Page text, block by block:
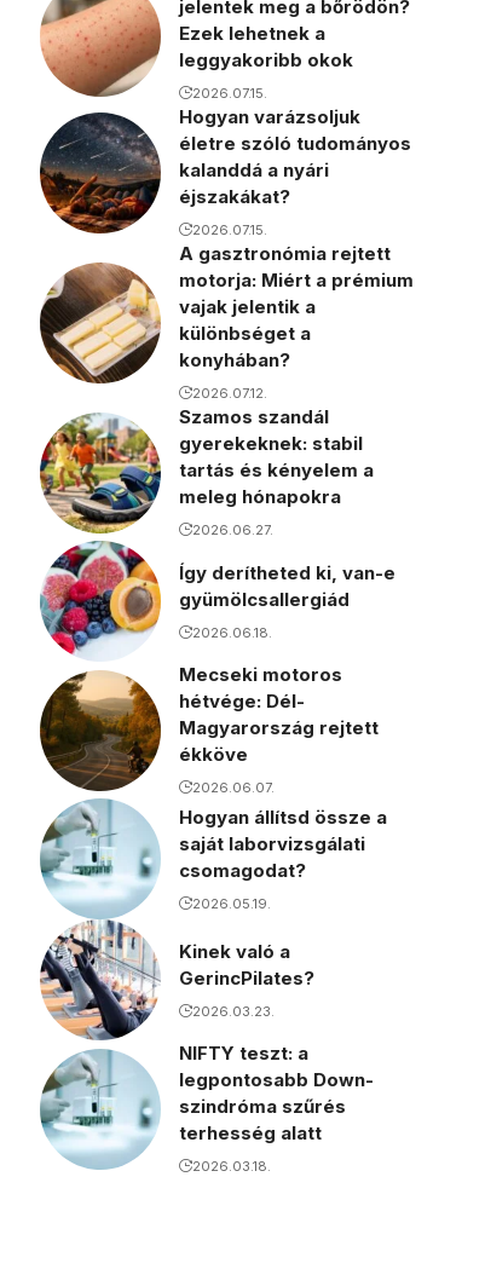
jelentek meg a bőrödön?
Ezek lehetnek a
leggyakoribb okok
2026.07.15.
Hogyan varázsoljuk
életre szóló tudományos
kalanddá a nyári
éjszakákat?
2026.07.15.
A gasztronómia rejtett
motorja: Miért a prémium
vajak jelentik a
különbséget a
konyhában?
2026.07.12.
Szamos szandál
gyerekeknek: stabil
tartás és kényelem a
meleg hónapokra
2026.06.27.
Így derítheted ki, van-e
gyümölcsallergiád
2026.06.18.
Mecseki motoros
hétvége: Dél-
Magyarország rejtett
ékköve
2026.06.07.
Hogyan állítsd össze a
saját laborvizsgálati
csomagodat?
2026.05.19.
Kinek való a
GerincPilates?
2026.03.23.
NIFTY teszt: a
legpontosabb Down-
szindróma szűrés
terhesség alatt
2026.03.18.